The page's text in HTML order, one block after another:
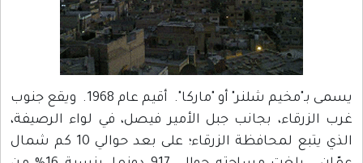
يسمى بـ"مخيم شلنر" أو "ماركا". أقيم عام 1968. ويقع جنوب
غرب الزرقاء، بجانب جبل الأمير فيصل، في لواء الرصيفة،
الذي يتبع لمحافظة الزرقاء؛ على بعد حوالي 10 كم شمال